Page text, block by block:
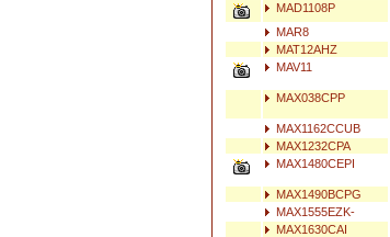
MAD1108P
MAR8
MAT12AHZ
MAV11
MAX038CPP
MAX1162CCUB
MAX1232CPA
MAX1480CEPI
MAX1490BCPG
MAX1555EZK-
MAX1630CAI